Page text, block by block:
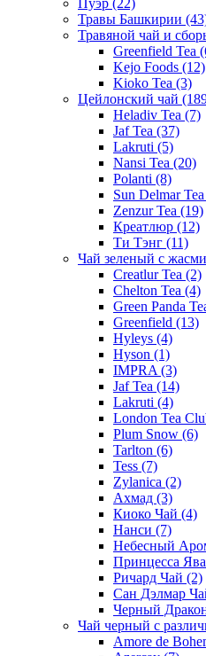
Травы Башкирии
Травяной чай и
Greenfield Tea
Kejo Foods (12)
Kioko Tea (3)
Цейлонский чай
Heladiv Tea (7)
Jaf Tea (37)
Lakruti (5)
Nansi Tea (20)
Polanti (8)
Sun Delmar Tea
Zenzur Tea (19)
Креатлюр (12)
Ти Тэнг (11)
Чай зеленый с
Creatlur Tea (2)
Chelton Tea (4)
Green Panda
Greenfield (13)
Hyleys (4)
Hyson (1)
IMPRA (3)
Jaf Tea (14)
Lakruti (4)
London Tea
Plum Snow (6)
Tarlton (6)
Tess (7)
Zylanica (2)
Ахмад (3)
Киоко Чай (4)
Нанси (7)
Небесный
Принцесса Ява
Ричард Чай (2)
Сан Дэлмар
Черный
Чай черный с
Amore de